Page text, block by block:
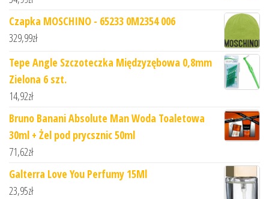
Czapka MOSCHINO - 65233 0M2354 006
329,99zł
Tepe Angle Szczoteczka Międzyzębowa 0,8mm
Zielona 6 szt.
14,92zł
Bruno Banani Absolute Man Woda Toaletowa
30ml + Żel pod prycsznic 50ml
71,62zł
Galterra Love You Perfumy 15Ml
23,95zł